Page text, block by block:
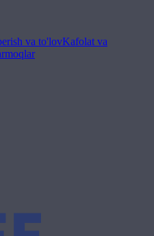
va to'lovKafolat va